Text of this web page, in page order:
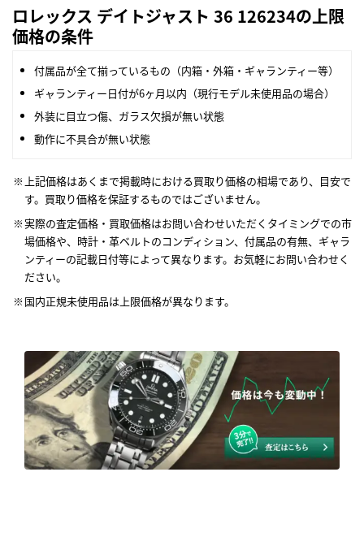
ロレックス デイトジャスト 36 126234の上限
価格の条件
付属品が全て揃っているもの（内箱・外箱・ギャランティー等）
ギャランティー日付が6ヶ月以内（現行モデル未使用品の場合）
外装に目立つ傷、ガラス欠損が無い状態
動作に不具合が無い状態
上記価格はあくまで掲載時における買取り価格の相場であり、目安で
す。買取り価格を保証するものではございません。
実際の査定価格・買取価格はお問い合わせいただくタイミングでの市
場価格や、時計・革ベルトのコンディション、付属品の有無、ギャラ
ンティーの記載日付等によって異なります。お気軽にお問い合わせく
ださい。
国内正規未使用品は上限価格が異なります。